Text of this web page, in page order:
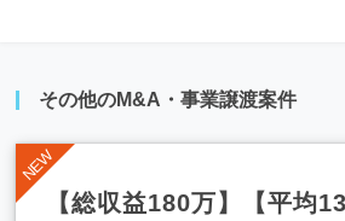
その他のM&A・事業譲渡案件
【総収益180万】【平均